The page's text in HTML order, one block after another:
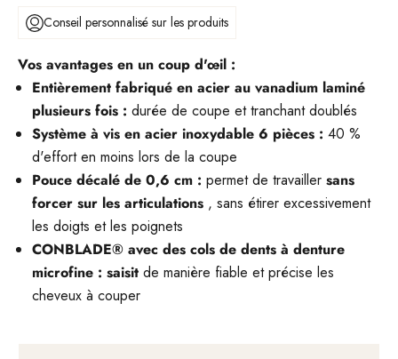
Conseil personnalisé sur les produits
Vos avantages en un coup d'œil :
Entièrement fabriqué en acier au vanadium laminé
plusieurs fois : durée de coupe et tranchant doublés
Système à vis en acier inoxydable 6 pièces : 40 %
d'effort en moins lors de la coupe
Pouce décalé de 0,6 cm : permet de travailler sans
forcer sur les articulations , sans étirer excessivement
les doigts et les poignets
CONBLADE® avec des cols de dents à denture
microfine : saisit de manière fiable et précise les
cheveux à couper